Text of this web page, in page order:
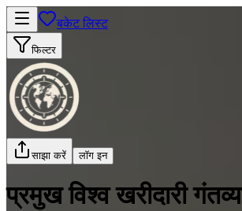
बकेट लिस्ट
फिल्टर
साझा करें लॉग इन
प्रमुख विश्व खरीदारी गंतव्य